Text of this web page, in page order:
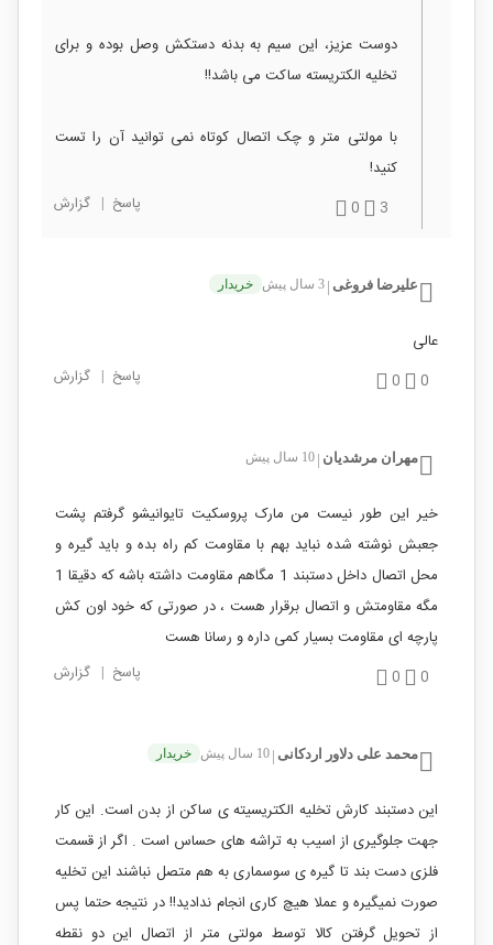
دوست عزیز، این سیم به بدنه دستکش وصل بوده و برای
تخلیه الکتریسته ساکت می باشد!!
با مولتی متر و چک اتصال کوتاه نمی توانید آن را تست
کنید!
3
0 پاسخ | گزارش
علیرضا فروغی 3 سال پیش خریدار
عالی
0
0 پاسخ | گزارش
مهران مرشدیان 10 سال پیش
خیر این طور نیست من مارک پروسکیت تایوانیشو گرفتم پشت
جعبش نوشته شده نباید بهم با مقاومت کم راه بده و باید گیره و
محل اتصال داخل دستبند 1 مگاهم مقاومت داشته باشه که دقیقا 1
مگه مقاومتش و اتصال برقرار هست ، در صورتی که خود اون کش
پارچه ای مقاومت بسیار کمی داره و رسانا هست
0
0 پاسخ | گزارش
محمد علی دلاور اردکانی 10 سال پیش خریدار
این دستبند کارش تخلیه الکتریسیته ی ساکن از بدن است. این کار
جهت جلوگیری از اسیب به تراشه های حساس است . اگر از قسمت
فلزی دست بند تا گیره ی سوسماری به هم متصل نباشند این تخلیه
صورت نمیگیره و عملا هیچ کاری انجام ندادید!! در نتیجه حتما پس
از تحویل گرفتن کالا توسط مولتی متر از اتصال این دو نقطه